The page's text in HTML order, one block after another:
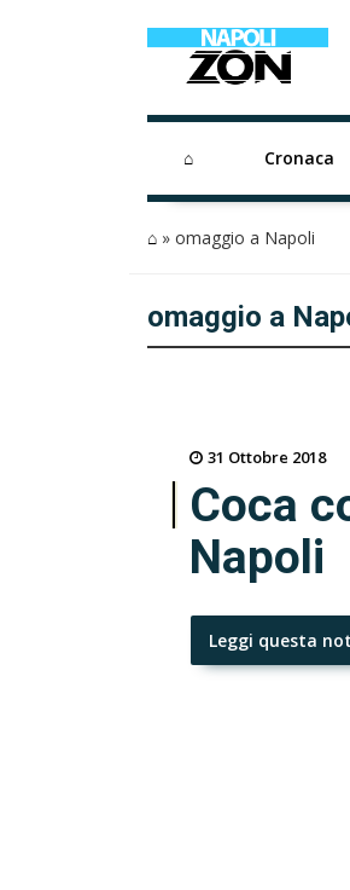
⌂ Cronaca
⌂ » omaggio a Napoli
omaggio a
31 Ottobre 2018
Coca
Napoli
Leggi questa